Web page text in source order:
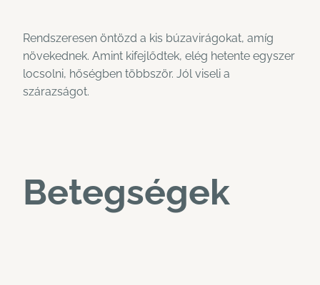
Rendszeresen öntözd a kis búzavirágokat, amíg
növekednek. Amint kifejlődtek, elég hetente egyszer
locsolni, hőségben többször. Jól viseli a
szárazságot.
Betegségek